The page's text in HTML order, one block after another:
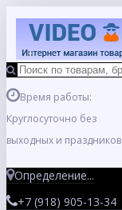
Время работы:
Круглосуточно без
выходных и праздников
Определение...
+7 (918) 905-13-34